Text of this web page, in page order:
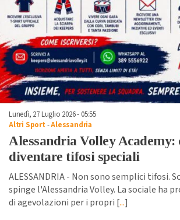
Lunedì, 27 Luglio 2026 - 05:55
Altri Sport -Alessandria
Alessandria Volley Academy:
diventare tifosi speciali
ALESSANDRIA - Non sono semplici tifosi.
spinge l'Alessandria Volley. La sociale ha
di agevolazioni per i propri [...]